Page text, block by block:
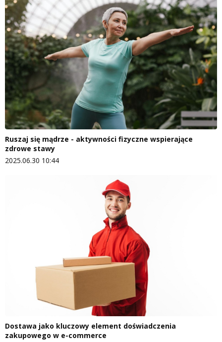
Ruszaj się mądrze - aktywności fizyczne wspierające
zdrowe stawy
2025.06.30 10:44
Dostawa jako kluczowy element doświadczenia
zakupowego w e-commerce